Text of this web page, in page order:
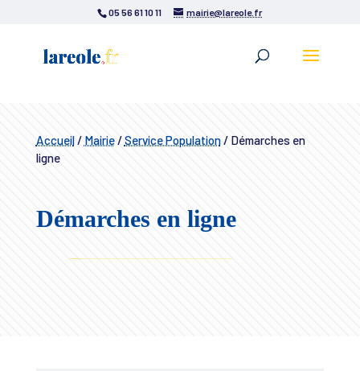
05 56 61 10 11 mairie@lareole.fr
Accueil/ Mairie/Service Population/Démarches en
ligne
Démarches en ligne